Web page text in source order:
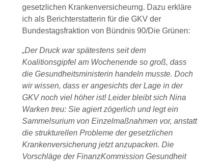
gesetzlichen Krankenversicheurng. Dazu erkläre
ich als Berichterstatterin für die GKV der
Bundestagsfraktion von Bündnis 90/Die Grünen:
„Der Druck war spätestens seit dem
Koalitionsgipfel am Wochenende so groß, dass
die Gesundheitsministerin handeln musste. Doch
wir wissen, dass er angesichts der Lage in der
GKV noch viel höher ist!Leider bleibt sich Nina
Warken treu: Sie agiert zögerlich und legt ein
Sammelsurium von Einzelmaßnahmen vor, anstatt
die strukturellen Probleme der gesetzlichen
Krankenversicherung jetzt anzupacken. Die
Vorschläge der FinanzKommission Gesundheit